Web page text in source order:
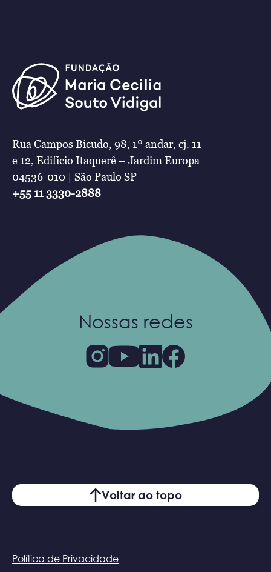
Rua Campos Bicudo, 98, 1º andar, cj. 11
e 12, Edifício Itaquerê – Jardim Europa
04536-010 | São Paulo SP
+55 11 3330-2888
Nossas redes
Voltar ao topo
Política de Privacidade